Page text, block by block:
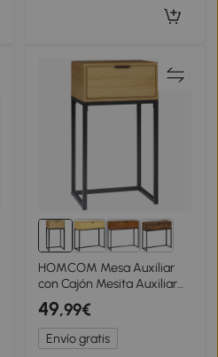
HOMCOM Mesa Auxiliar
con Cajón Mesita Auxiliar
Moderna con Patas de
Acero para Pasillo Salón
40x30x76cm Natural
49,99€
Envío gratis